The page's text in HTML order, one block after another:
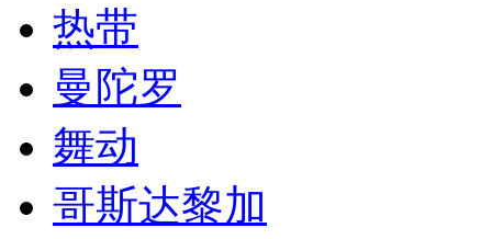
热带
曼陀罗
舞动
哥斯达黎加